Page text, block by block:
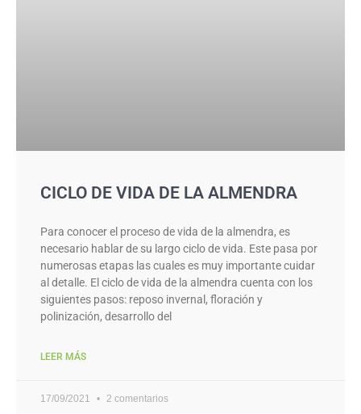
CICLO DE VIDA DE LA ALMENDRA
Para conocer el proceso de vida de la almendra, es
necesario hablar de su largo ciclo de vida. Este pasa por
numerosas etapas las cuales es muy importante cuidar
al detalle. El ciclo de vida de la almendra cuenta con los
siguientes pasos: reposo invernal, floración y
polinización, desarrollo del
LEER MÁS
17/09/2021 2 comentarios